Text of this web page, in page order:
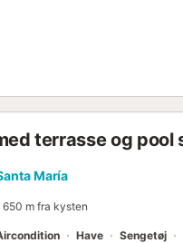
terrasse og pool
María
650 m fra kysten
Have Sengetøj